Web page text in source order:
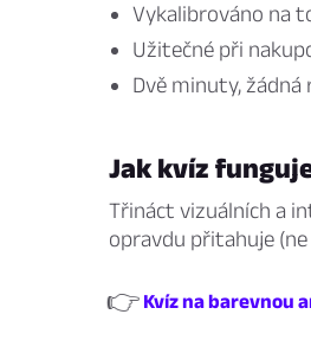
Vykalibrováno na
Užitečné při
Dvě minuty, žádná
Jak kvíz
Třináct vizuálních a
opravdu přitahuje
👉 Kvíz na barevnou